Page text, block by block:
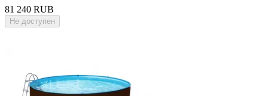
81 240 RUB
Не доступен